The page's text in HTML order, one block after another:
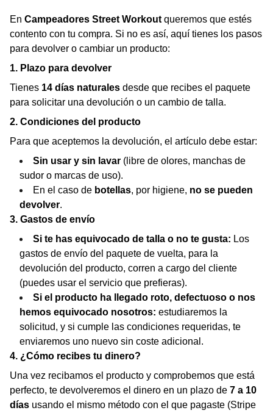
En Campeadores Street Workout queremos que estés
contento con tu compra. Si no es así, aquí tienes los pasos
para devolver o cambiar un producto:
1. Plazo para devolver
Tienes 14 días naturales desde que recibes el paquete
para solicitar una devolución o un cambio de talla.
2. Condiciones del producto
Para que aceptemos la devolución, el artículo debe estar:
Sin usar y sin lavar (libre de olores, manchas de
sudor o marcas de uso).
En el caso de botellas, por higiene, no se pueden
devolver.
3. Gastos de envío
Si te has equivocado de talla o no te gusta: Los
gastos de envío del paquete de vuelta, para la
devolución del producto, corren a cargo del cliente
(puedes usar el servicio que prefieras).
Si el producto ha llegado roto, defectuoso o nos
hemos equivocado nosotros: estudiaremos la
solicitud, y si cumple las condiciones requeridas, te
enviaremos uno nuevo sin coste adicional.
4. ¿Cómo recibes tu dinero?
Una vez recibamos el producto y comprobemos que está
perfecto, te devolveremos el dinero en un plazo de 7 a 10
días usando el mismo método con el que pagaste (Stripe